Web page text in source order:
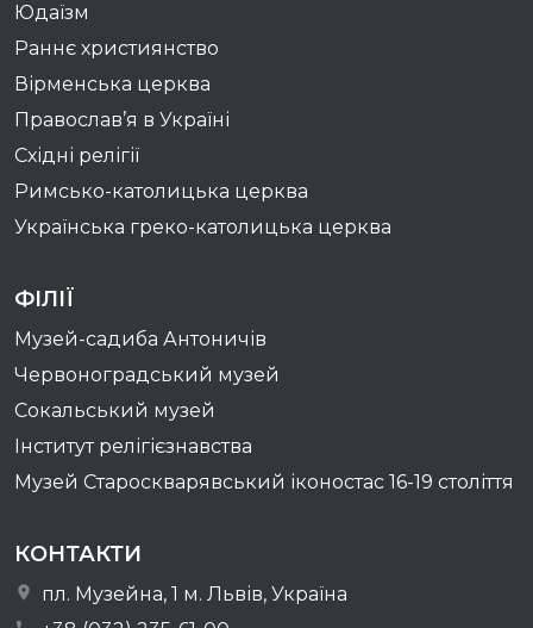
Юдаїзм
Раннє християнство
Вірменська церква
Православ’я в Україні
Східні релігії
Римсько-католицька церква
Українська греко-католицька церква
ФІЛІЇ
Музей-садиба Антоничів
Червоноградський музей
Сокальський музей
Інститут релігієзнавства
Музей Староскварявський іконостас 16-19 cтоліття
КОНТАКТИ
пл. Музейна, 1 м. Львів, Україна